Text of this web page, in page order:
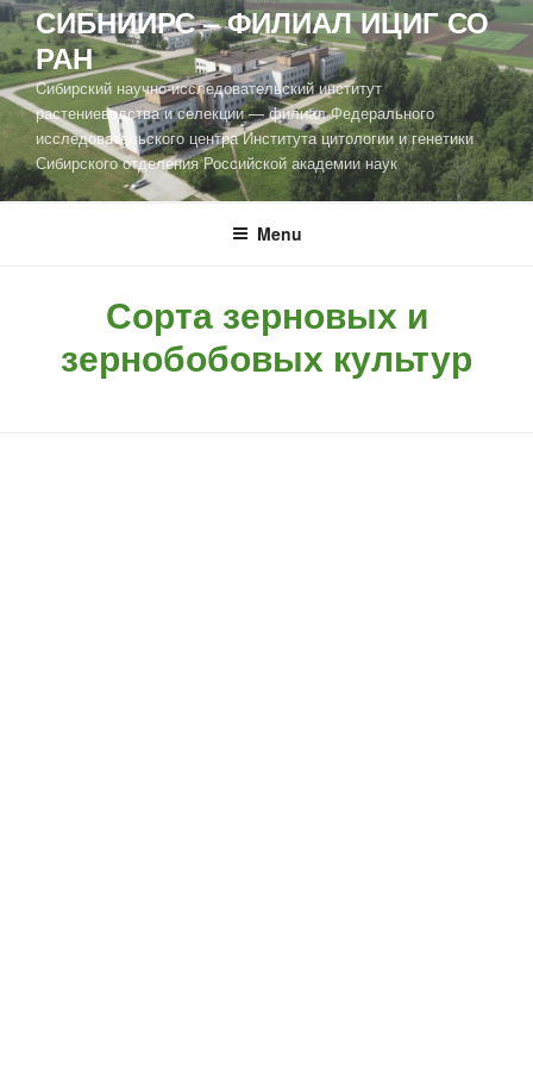
СИБНИИРС – ФИЛИАЛ ИЦИГ СО
РАН
Cибирский научно-исследовательский институт
растениеводства и селекции — филиал Федерального
исследовательского центра Института цитологии и генетики
Сибирского отделения Российской академии наук
Menu
Сорта зерновых и
зернобобовых культур